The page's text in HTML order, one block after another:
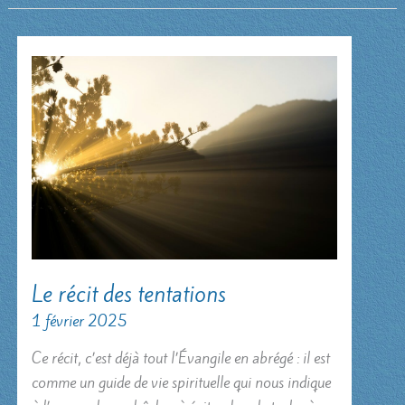
Le récit des tentations
1 février 2025
Ce récit, c’est déjà tout l’Évangile en abrégé : il est
comme un guide de vie spirituelle qui nous indique